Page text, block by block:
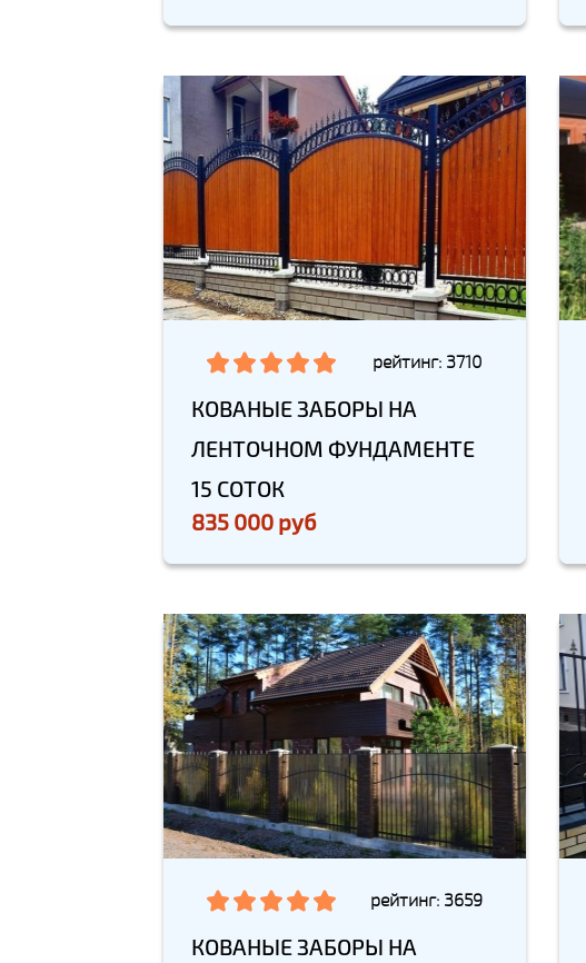
рейтинг: 3710
КОВАНЫЕ ЗАБОРЫ НА
ЛЕНТОЧНОМ ФУНДАМЕНТЕ
15 СОТОК
835 000 руб
рейтинг: 3659
КОВАНЫЕ ЗАБОРЫ НА